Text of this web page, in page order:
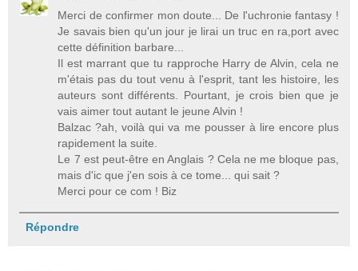
Merci de confirmer mon doute... De l'uchronie fantasy !
Je savais bien qu'un jour je lirai un truc en ra,port avec
cette définition barbare...
Il est marrant que tu rapproche Harry de Alvin, cela ne
m'étais pas du tout venu à l'esprit, tant les histoire, les
auteurs sont différents. Pourtant, je crois bien que je
vais aimer tout autant le jeune Alvin !
Balzac ?ah, voilà qui va me pousser à lire encore plus
rapidement la suite.
Le 7 est peut-être en Anglais ? Cela ne me bloque pas,
mais d'ic que j'en sois à ce tome... qui sait ?
Merci pour ce com ! Biz
Répondre